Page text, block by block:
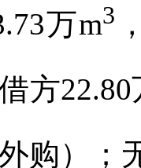
万m3
借方
外购）；